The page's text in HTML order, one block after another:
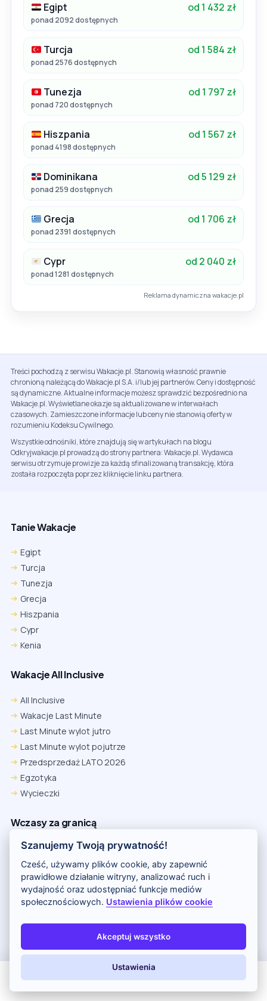
Egipt od 1 432 zł
ponad 2092 dostępnych
Turcja od 1 584 zł
ponad 2576 dostępnych
Tunezja od 1 797 zł
ponad 720 dostępnych
Hiszpania od 1 567 zł
ponad 4198 dostępnych
Dominikana od 5 129 zł
ponad 259 dostępnych
Grecja od 1 706 zł
ponad 2391 dostępnych
Cypr od 2 040 zł
ponad 1281 dostępnych
Reklama dynamiczna wakacje.pl
Treści pochodzą z serwisu Wakacje.pl. Stanowią własność prawnie
chronioną należącą do Wakacje.pl S.A. i/lub jej partnerów. Ceny i dostępność
są dynamiczne. Aktualne informacje możesz sprawdzić bezpośrednio na
Wakacje.pl. Wyświetlane okazje są aktualizowane w interwałach
czasowych. Zamieszczone informacje lub ceny nie stanowią oferty w
rozumieniu Kodeksu Cywilnego.
Wszystkie odnośniki, które znajdują się w artykułach na blogu
Odkryjwakacje.pl prowadzą do strony partnera: Wakacje.pl. Wydawca
serwisu otrzymuje prowizje za każdą sfinalizowaną transakcję, która
została rozpoczęta poprzez kliknięcie linku partnera.
Tanie Wakacje
Egipt
Turcja
Tunezja
Grecja
Hiszpania
Cypr
Kenia
Wakacje All Inclusive
All Inclusive
Wakacje Last Minute
Last Minute wylot jutro
Last Minute wylot pojutrze
Przedsprzedaż LATO 2026
Egzotyka
Wycieczki
Wczasy za granicą
Wyszukiwarka
Podróż poślubna
Tanie Wakacje
Parkingi lotniskowe
Wakacyjne Kierunki
Egzotyczne Wakacje
Pogoda
Szanujemy Twoją prywatność!
Cześć, używamy plików cookie, aby zapewnić
prawidłowe działanie witryny, analizować ruch i
wydajność oraz udostępniać funkcje mediów
społecznościowych. Ustawienia plików cookie
Akceptuj wszystko
Ustawienia